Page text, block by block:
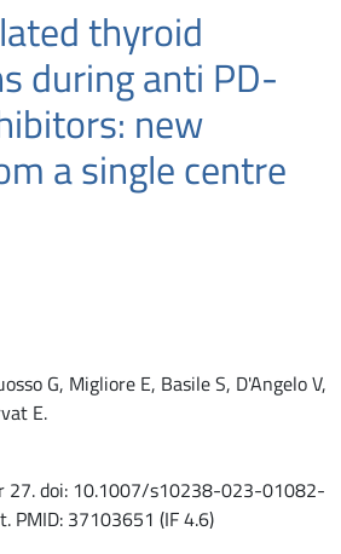
thyroid
during anti PD-
new
a single centre
G, Migliore E, Basile S, D'Angelo V,
E.
27. doi: 10.1007/s10238-023-01082-
PMID: 37103651 (IF 4.6)